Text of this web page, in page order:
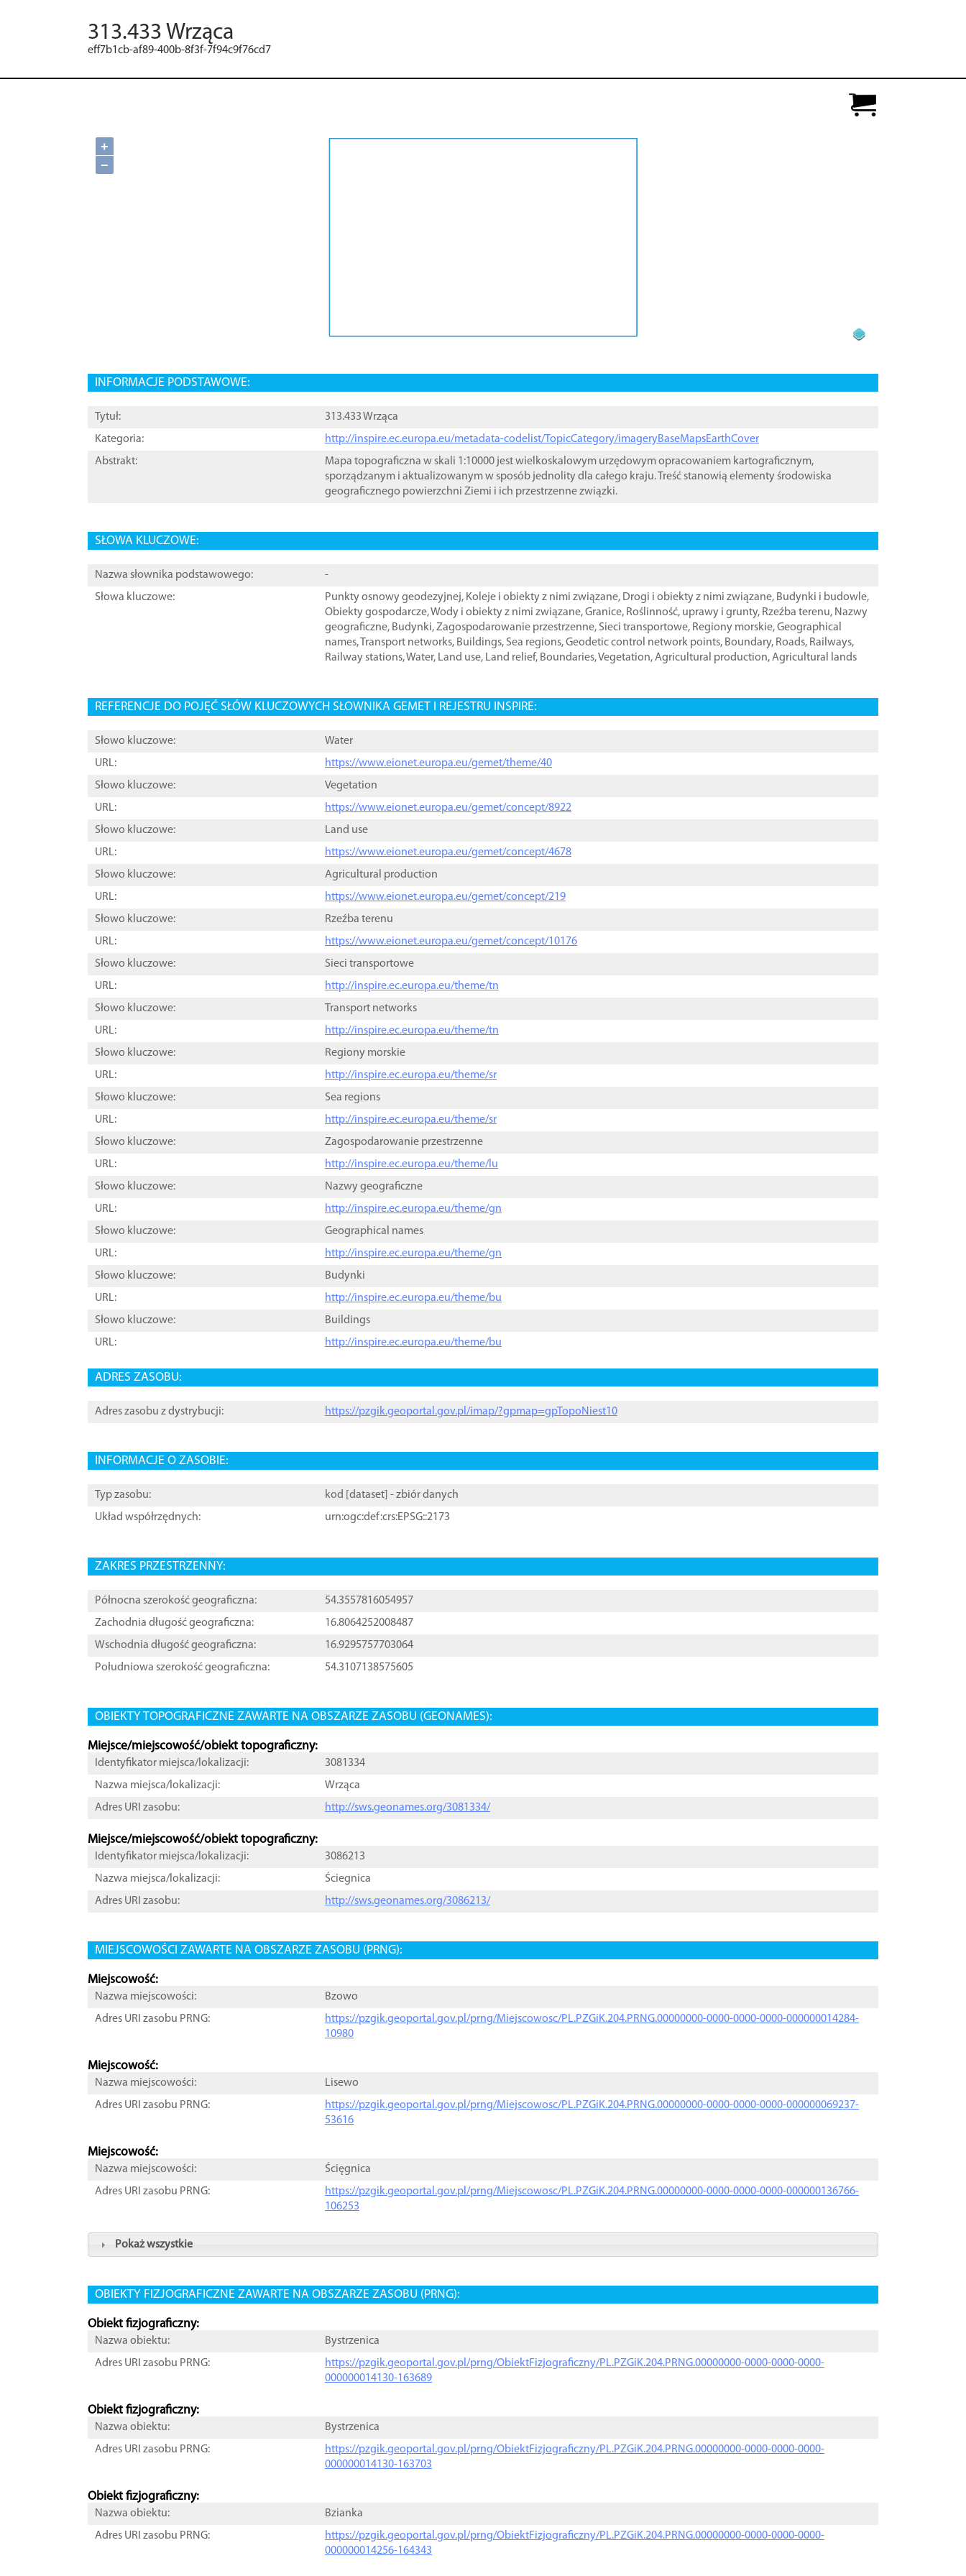
313.433 Wrząca
eff7b1cb-af89-400b-8f3f-7f94c9f76cd7
+
−
INFORMACJE PODSTAWOWE:
Tytuł:
313.433 Wrząca
Kategoria:
http://inspire.ec.europa.eu/metadata-codelist/TopicCategory/imageryBaseMapsEarthCover
Abstrakt:
Mapa topograficzna w skali 1:10000 jest wielkoskalowym urzędowym opracowaniem kartograficznym,
sporządzanym i aktualizowanym w sposób jednolity dla całego kraju. Treść stanowią elementy środowiska
geograficznego powierzchni Ziemi i ich przestrzenne związki.
SŁOWA KLUCZOWE:
Nazwa słownika podstawowego:
-
Słowa kluczowe:
Punkty osnowy geodezyjnej, Koleje i obiekty z nimi związane, Drogi i obiekty z nimi związane, Budynki i budowle,
Obiekty gospodarcze,Wody i obiekty z nimi związane,Granice, Roślinność, uprawy i grunty, Rzeźba terenu, Nazwy
geograficzne, Budynki,Zagospodarowanie przestrzenne, Sieci transportowe, Regiony morskie,Geographical
names,Transport networks, Buildings, Sea regions,Geodetic control network points, Boundary, Roads, Railways,
Railway stations,Water, Land use, Land relief, Boundaries,Vegetation,Agricultural production,Agricultural lands
REFERENCJE DO POJĘĆ SŁÓW KLUCZOWYCH SŁOWNIKA GEMET I REJESTRU INSPIRE:
Słowo kluczowe:
Water
URL:
https://www.eionet.europa.eu/gemet/theme/40
Słowo kluczowe:
Vegetation
URL:
https://www.eionet.europa.eu/gemet/concept/8922
Słowo kluczowe:
Land use
URL:
https://www.eionet.europa.eu/gemet/concept/4678
Słowo kluczowe:
Agricultural production
URL:
https://www.eionet.europa.eu/gemet/concept/219
Słowo kluczowe:
Rzeźba terenu
URL:
https://www.eionet.europa.eu/gemet/concept/10176
Słowo kluczowe:
Sieci transportowe
URL:
http://inspire.ec.europa.eu/theme/tn
Słowo kluczowe:
Transport networks
URL:
http://inspire.ec.europa.eu/theme/tn
Słowo kluczowe:
Regiony morskie
URL:
http://inspire.ec.europa.eu/theme/sr
Słowo kluczowe:
Sea regions
URL:
http://inspire.ec.europa.eu/theme/sr
Słowo kluczowe:
Zagospodarowanie przestrzenne
URL:
http://inspire.ec.europa.eu/theme/lu
Słowo kluczowe:
Nazwy geograficzne
URL:
http://inspire.ec.europa.eu/theme/gn
Słowo kluczowe:
Geographical names
URL:
http://inspire.ec.europa.eu/theme/gn
Słowo kluczowe:
Budynki
URL:
http://inspire.ec.europa.eu/theme/bu
Słowo kluczowe:
Buildings
URL:
http://inspire.ec.europa.eu/theme/bu
ADRES ZASOBU:
Adres zasobu z dystrybucji: https://pzgik.geoportal.gov.pl/imap/?gpmap=gpTopoNiest10
INFORMACJE O ZASOBIE:
Typ zasobu: kod [ dataset ] - zbiór danych
Układ współrzędnych:
urn:ogc:def:crs:EPSG::2173
ZAKRES PRZESTRZENNY:
Północna szerokość geograficzna:
54.3557816054957
Zachodnia długość geograficzna:
16.8064252008487
Wschodnia długość geograficzna:
16.9295757703064
Południowa szerokość geograficzna:
54.3107138575605
OBIEKTY TOPOGRAFICZNE ZAWARTE NA OBSZARZE ZASOBU (GEONAMES):
Miejsce/miejscowość/obiekt topograficzny:
Identyfikator miejsca/lokalizacji:
3081334
Nazwa miejsca/lokalizacji:
Wrząca
Adres URI zasobu:
http://sws.geonames.org/3081334/
Miejsce/miejscowość/obiekt topograficzny:
Identyfikator miejsca/lokalizacji:
3086213
Nazwa miejsca/lokalizacji:
Ściegnica
Adres URI zasobu:
http://sws.geonames.org/3086213/
MIEJSCOWOŚCI ZAWARTE NA OBSZARZE ZASOBU (PRNG):
Miejscowość:
Nazwa miejscowości:
Bzowo
Adres URI zasobu PRNG:
https://pzgik.geoportal.gov.pl/prng/Miejscowosc/PL.PZGiK.204.PRNG.00000000-0000-0000-0000-000000014284-
10980
Miejscowość:
Nazwa miejscowości:
Lisewo
Adres URI zasobu PRNG:
https://pzgik.geoportal.gov.pl/prng/Miejscowosc/PL.PZGiK.204.PRNG.00000000-0000-0000-0000-000000069237-
53616
Miejscowość:
Nazwa miejscowości:
Ścięgnica
Adres URI zasobu PRNG:
https://pzgik.geoportal.gov.pl/prng/Miejscowosc/PL.PZGiK.204.PRNG.00000000-0000-0000-0000-000000136766-
106253
Pokaż wszystkie
OBIEKTY FIZJOGRAFICZNE ZAWARTE NA OBSZARZE ZASOBU (PRNG):
Obiekt fizjograficzny:
Nazwa obiektu:
Bystrzenica
Adres URI zasobu PRNG:
https://pzgik.geoportal.gov.pl/prng/ObiektFizjograficzny/PL.PZGiK.204.PRNG.00000000-0000-0000-0000-
000000014130-163689
Obiekt fizjograficzny:
Nazwa obiektu:
Bystrzenica
Adres URI zasobu PRNG:
https://pzgik.geoportal.gov.pl/prng/ObiektFizjograficzny/PL.PZGiK.204.PRNG.00000000-0000-0000-0000-
000000014130-163703
Obiekt fizjograficzny:
Nazwa obiektu:
Bzianka
Adres URI zasobu PRNG:
https://pzgik.geoportal.gov.pl/prng/ObiektFizjograficzny/PL.PZGiK.204.PRNG.00000000-0000-0000-0000-
000000014256-164343